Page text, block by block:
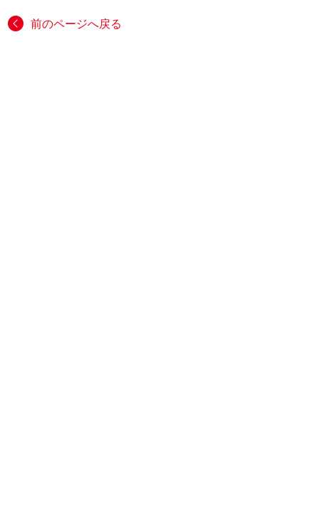
前のページへ戻る